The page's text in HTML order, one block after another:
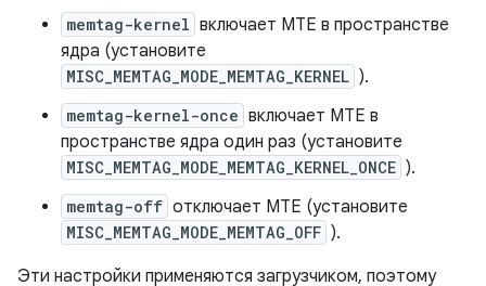
memtag-kernel включает MTE в пространстве
ядра (установите
MISC_MEMTAG_MODE_MEMTAG_KERNEL ).
memtag-kernel-once включает MTE в
пространстве ядра один раз (установите
MISC_MEMTAG_MODE_MEMTAG_KERNEL_ONCE ).
memtag-off отключает MTE (установите
MISC_MEMTAG_MODE_MEMTAG_OFF ).
Эти настройки применяются загрузчиком, поэтому